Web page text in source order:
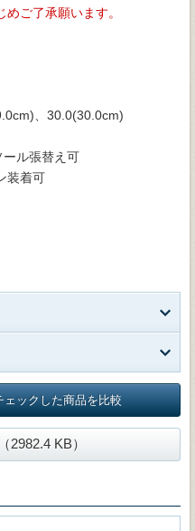
ご了承願います。
、30.0(30.0cm)
ール張替え可
装着可
ェックした商品を比較
2982.4 KB）